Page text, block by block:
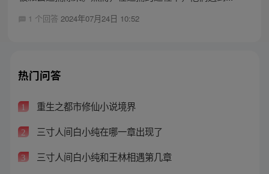
1 个回答 2024年07月24日 10:52
热门问答
1 重生之都市修仙小说境界
2 三寸人间白小纯在哪一章出现了
3 三寸人间白小纯和王林相遇第几章